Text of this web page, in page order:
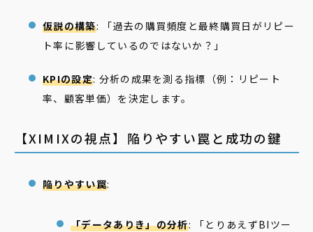
仮説の構築: 「過去の購買頻度と最終購買日がリピー
ト率に影響しているのではないか？」
KPIの設定: 分析の成果を測る指標（例：リピート
率、顧客単価）を決定します。
【XIMIXの視点】陥りやすい罠と成功の鍵
陥りやすい罠:
「データありき」の分析: 「とりあえずBIツー